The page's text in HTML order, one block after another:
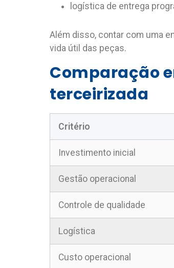
logística de entrega
Além disso, contar com uma
vida útil das peças.
Comparação
terceirizada
Critério
Investimento inicial
Gestão operacional
Controle de qualidade
Logística
Custo operacional